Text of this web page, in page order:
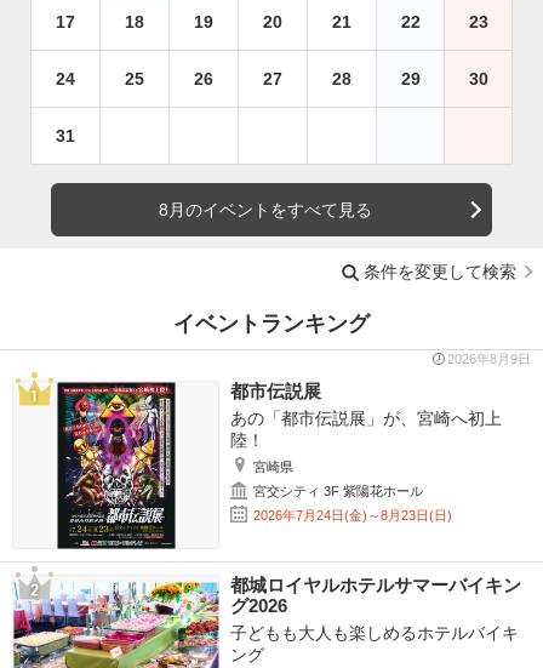
17 18 19 20 21 22 23
24 25 26 27 28 29 30
31
8月のイベントをすべて見る
条件を変更して検索
イベントランキング
2026年8月9日
都市伝説展
あの「都市伝説展」が、宮崎へ初上
陸！
宮崎県
宮交シティ 3F 紫陽花ホール
2026年7月24日(金)～8月23日(日)
都城ロイヤルホテルサマーバイキン
グ2026
子どもも大人も楽しめるホテルバイキ
ング